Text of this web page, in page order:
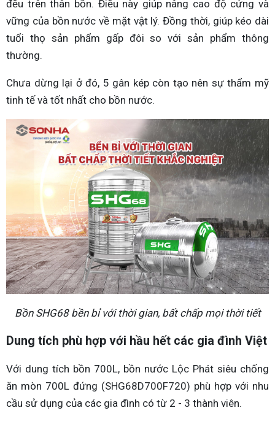
đều trên thân bồn. Điều này giúp nâng cao độ cứng và
vững của bồn nước về mặt vật lý. Đồng thời, giúp kéo dài
tuổi thọ sản phẩm gấp đôi so với sản phẩm thông
thường.
Chưa dừng lại ở đó, 5 gân kép còn tạo nên sự thẩm mỹ
tinh tế và tốt nhất cho bồn nước.
Bồn SHG68 bền bỉ với thời gian, bất chấp mọi thời tiết
Dung tích phù hợp với hầu hết các gia đình Việt
Với dung tích bồn 700L, bồn nước Lộc Phát siêu chống
ăn mòn 700L đứng (SHG68D700F720) phù hợp với nhu
cầu sử dụng của các gia đình có từ 2 - 3 thành viên.